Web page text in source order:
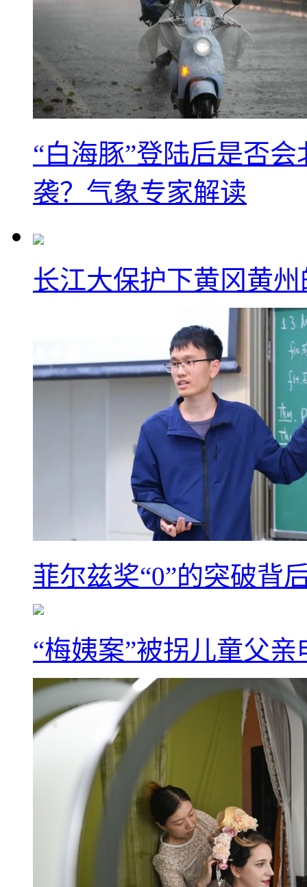
“白海豚”登陆后是否
袭？气象专家解读
长江大保护下黄冈黄
菲尔兹奖“0”的突破背
“梅姨案”被拐儿童父